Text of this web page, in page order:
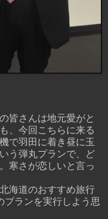
皆さんは地元愛がと
、今回こちらに来る
で羽田に着き昼に玉
う弾丸プランで、ど
寒さが恋しいと言っ
海道のおすすめ旅行
プランを実行しよう思